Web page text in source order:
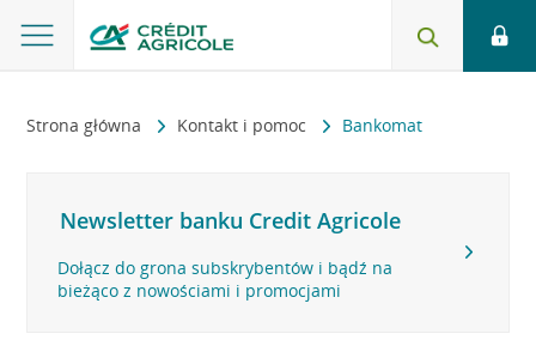
Strona główna Kontakt i pomoc Bankomat
Newsletter banku Credit Agricole
Dołącz do grona subskrybentów i bądź na
bieżąco z nowościami i promocjami